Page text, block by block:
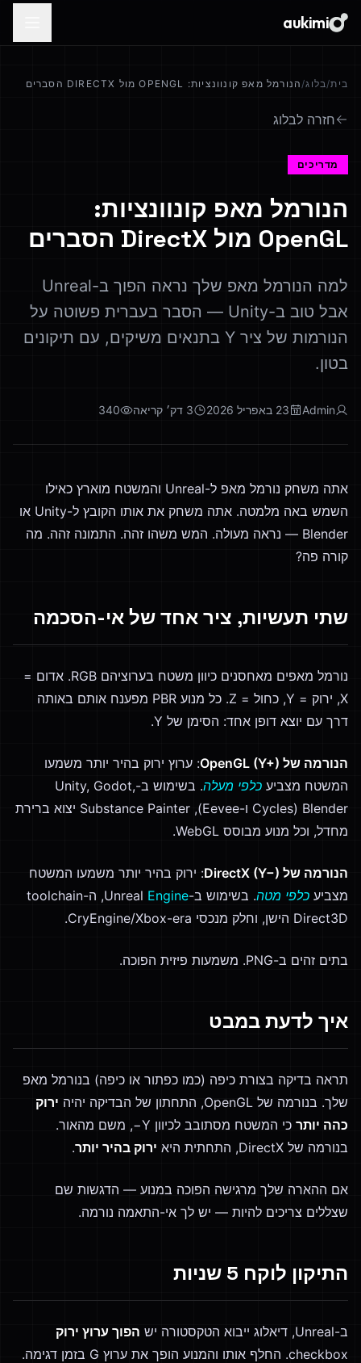
aukimi
בית/בלוג/ הנורמל מאפ קונוונציות: OPENGL מול DIRECTX הסברים
חזרה לבלוג
מדריכים
הנורמל מאפ קונוונציות:
OpenGL מול DirectX הסברים
למה הנורמל מאפ שלך נראה הפוך ב-Unreal
אבל טוב ב-Unity — הסבר בעברית פשוטה על
הנורמות של ציר Y בתנאים משיקים, עם תיקונים
בטון.
Admin 23 באפריל 2026 3 דק׳ קריאה 340
אתה משחק נורמל מאפ ל-Unreal והמשטח מוארץ כאילו
השמש באה מלמטה. אתה משחק את אותו הקובץ ל-Unity או
Blender — נראה מעולה. המש משהו זהה. התמונה זהה. מה
קורה פה?
שתי תעשיות, ציר אחד של אי-הסכמה
נורמל מאפים מאחסנים כיוון משטח בערוציהם RGB. אדום =
X, ירוק = Y, כחול = Z. כל מנוע PBR מפענח אותם באותה
דרך עם יוצא דופן אחד: הסימן של Y.
הנורמה של OpenGL (Y+)
: ערוץ ירוק בהיר יותר משמעו
המשטח מצביע כלפי מעלה
. בשימוש ב-Unity, Godot,
Blender (Cycles ו-Eevee), Substance Painter יצוא ברירת
מחדל, וכל מנוע מבוסס WebGL.
הנורמה של DirectX (Y−)
: ירוק בהיר יותר משמעו המשטח
מצביע כלפי מטה. בשימוש ב-UnrealEngine
, ה-toolchain
Direct3D הישן, וחלק מנכסי CryEngine/Xbox-era.
בתים זהים ב-PNG. משמעות פיזית הפוכה.
איך לדעת במבט
תראה בדיקה בצורת כיפה (כמו כפתור או כיפה) בנורמל מאפ
שלך. בנורמה של OpenGL, התחתון של הבדיקה יהיה
ירוק
כהה יותר
כי המשטח מסתובב לכיוון Y−, משם מהאור.
בנורמה של DirectX, התחתית היא
ירוק בהיר יותר.
אם ההארה שלך מרגישה הפוכה במנוע — הדגשות שם
שצללים צריכים להיות — יש לך אי-התאמה נורמה.
התיקון לוקח 5 שניות
ב-Unreal, דיאלוג ייבוא הטקסטורה יש
הפוך ערוץ ירוק
checkbox. החלף אותו והמנוע הופך את ערוץ G בזמן דגימה.